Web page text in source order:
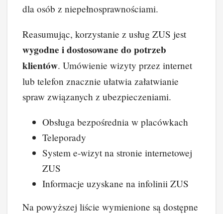
dla osób z niepełnosprawnościami.
Reasumując, korzystanie z usług ZUS jest
wygodne i dostosowane do potrzeb
klientów. Umówienie wizyty przez internet
lub telefon znacznie ułatwia załatwianie
spraw związanych z ubezpieczeniami.
Obsługa bezpośrednia w placówkach
Teleporady
System e-wizyt na stronie internetowej
ZUS
Informacje uzyskane na infolinii ZUS
Na powyższej liście wymienione są dostępne